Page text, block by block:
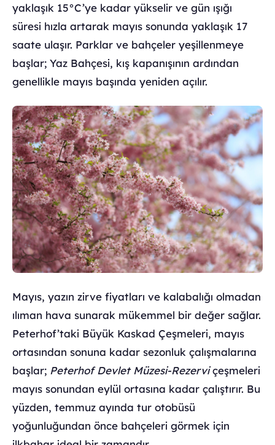
yaklaşık 15°C’ye kadar yükselir ve gün ışığı
süresi hızla artarak mayıs sonunda yaklaşık 17
saate ulaşır. Parklar ve bahçeler yeşillenmeye
başlar; Yaz Bahçesi, kış kapanışının ardından
genellikle mayıs başında yeniden açılır.
Mayıs, yazın zirve fiyatları ve kalabalığı olmadan
ılıman hava sunarak mükemmel bir değer sağlar.
Peterhof’taki Büyük Kaskad Çeşmeleri, mayıs
ortasından sonuna kadar sezonluk çalışmalarına
başlar; Peterhof Devlet Müzesi-Rezerviçeşmeleri
mayıs sonundan eylül ortasına kadar çalıştırır. Bu
yüzden, temmuz ayında tur otobüsü
yoğunluğundan önce bahçeleri görmek için